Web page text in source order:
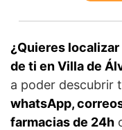
¿Quieres
de ti en Villa de
a poder descubrir
whatsApp,
farmacias de 24h